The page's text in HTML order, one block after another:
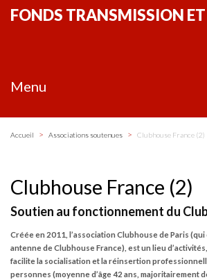
FONDS TRANSMISSION
Menu
Accueil > Associations soutenues > Clubhouse France (2)
Clubhouse France (2)
Soutien au fonctionnement du
Créée en 2011, l’association Clubhouse de Paris
antenne de Clubhouse France), est un lieu
facilite la socialisation et la réinsertion
personnes (moyenne d’âge 42 ans, majoritairement